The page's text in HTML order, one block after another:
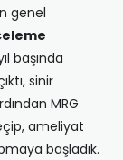
genel
başında
sinir
MRG
ameliyat
başladık.